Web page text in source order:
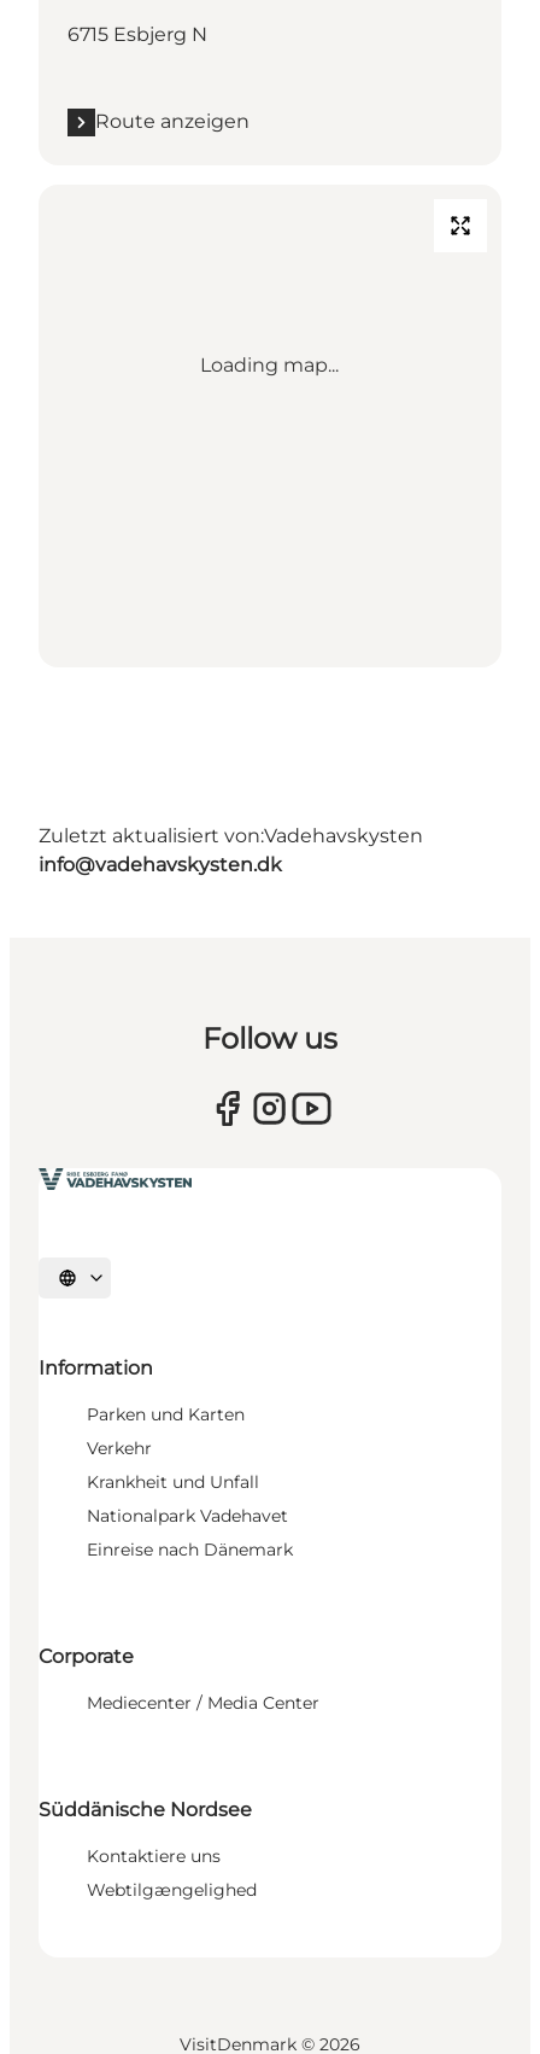
6715 Esbjerg N
Route anzeigen
Loading map...
Zuletzt aktualisiert von:Vadehavskysten
info@vadehavskysten.dk
Follow us
Sprache auswählen
Information
Parken und Karten
Verkehr
Krankheit und Unfall
Nationalpark Vadehavet
Einreise nach Dänemark
Corporate
Mediecenter / Media Center
Süddänische Nordsee
Kontaktiere uns
Webtilgængelighed
VisitDenmark © 2026